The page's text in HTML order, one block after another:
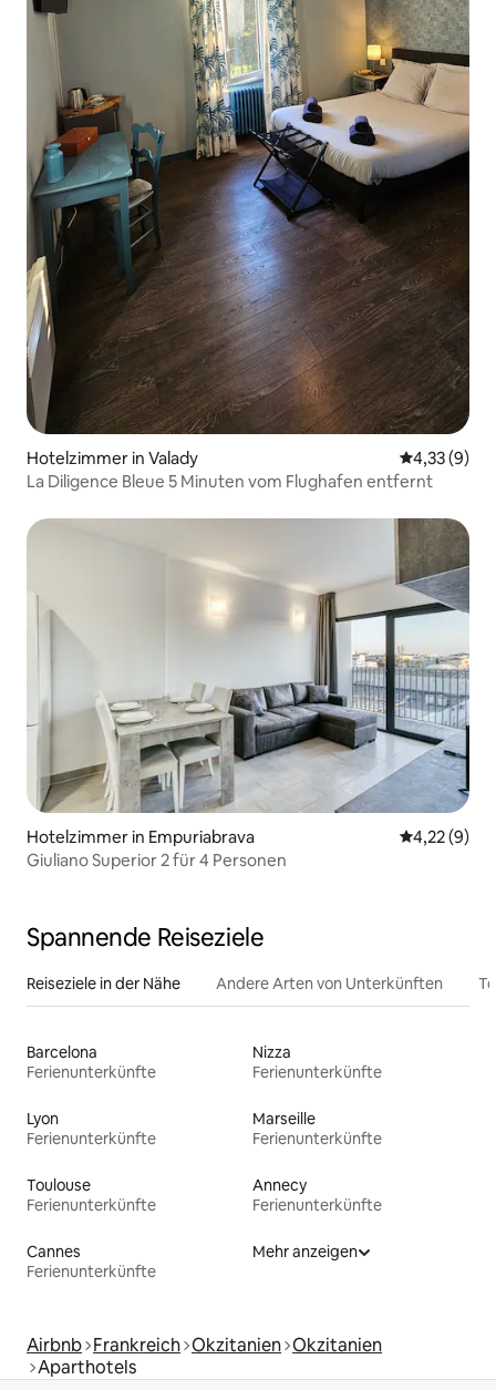
Hotelzimmer in Valady
4,33 (9)
La Diligence Bleue 5 Minuten vom Flughafen entfernt
Hotelzimmer in Empuriabrava
4,22 (9)
Giuliano Superior 2 für 4 Personen
Spannende Reiseziele
Reiseziele in der Nähe Andere Arten von Unterkünften
Barcelona
Ferienunterkünfte
Nizza
Ferienunterkünfte
Lyon
Ferienunterkünfte
Marseille
Ferienunterkünfte
Toulouse
Ferienunterkünfte
Annecy
Ferienunterkünfte
Cannes
Ferienunterkünfte
Mehr anzeigen
Airbnb Frankreich Okzitanien Okzitanien
Aparthotels